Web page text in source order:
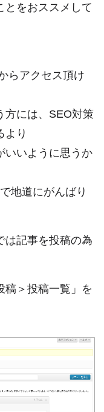
とをおススメして
らアクセス頂け
方には、SEO対策
より
いいように思うか
地道にがんばり
は記事を投稿の為
稿＞投稿一覧」を